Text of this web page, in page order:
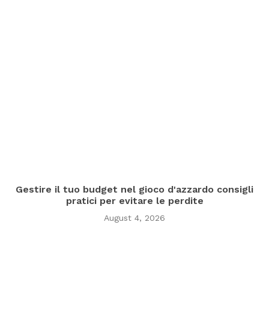
Gestire il tuo budget nel gioco d'azzardo consigli
pratici per evitare le perdite
August 4, 2026